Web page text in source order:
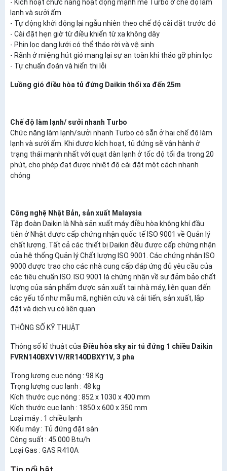
- Kích hoạt chức năng hoạt động mạnh mẽ Turbo ở chế độ làm
lạnh và sưởi ấm
- Tự động khởi động lại ngẫu nhiên theo chế độ cài đặt trước đó
- Cài đặt hẹn giờ từ điều khiển từ xa không dây
- Phin lọc dạng lưới có thể tháo rời và vệ sinh
- Rãnh ở miệng hút gió mang lại sự an toàn khi tháo gỡ phin lọc
- Tự chuẩn đoán và hiển thị lỗi
Luồng gió điều hòa tủ đứng Daikin thổi xa đến 25m
Chế độ làm lạnh/ sưởi nhanh Turbo
Chức năng làm lạnh/sưởi nhanh Turbo có sẵn ở hai chế độ làm
lạnh và sưởi ấm. Khi được kích hoạt, tủ đứng sẽ vận hành ở
trạng thái mạnh nhất với quạt dàn lạnh ở tốc độ tối đa trong 20
phút, cho phép đạt được nhiệt độ cài đặt một cách nhanh
chóng
Công nghệ Nhật Bản, sản xuất Malaysia
Tập đoàn Daikin là Nhà sản xuất máy điều hòa không khí đầu
tiên ở Nhật được cấp chứng nhận quốc tế ISO 9001 về Quản lý
chất lượng. Tất cả các thiết bị Daikin đều được cấp chứng nhận
của hệ thống Quản lý Chất lượng ISO 9001. Các chứng nhận ISO
9000 được trao cho các nhà cung cấp đáp ứng đủ yêu cầu của
các tiêu chuẩn ISO. ISO 9001 là chứng nhận về sự đảm bảo chất
lượng của sản phẩm được sản xuất tại nhà máy, liên quan đến
các yếu tố như mẫu mã, nghiên cứu và cải tiến, sản xuất, lắp
đặt và dịch vụ có liên quan.
THÔNG SỐ KỸ THUẬT
Thông số kĩ thuật của Điều hòa sky air tủ đứng 1 chiều Daikin
FVRN140BXV1V/RR140DBXY1V, 3 pha
Trọng lượng cục nóng : 98 Kg
Trọng lượng cục lạnh : 48 kg
Kích thước cục nóng : 852 x 1030 x 400 mm
Kích thước cục lạnh : 1850 x 600 x 350 mm
Loại máy : 1 chiều lạnh
Kiểu máy : Tủ đứng đặt sàn
Công suất : 45.000 Btu/h
Loại Gas : GAS R410A